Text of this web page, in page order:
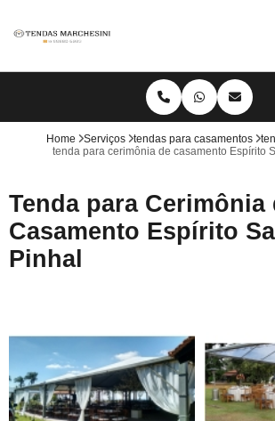
Home Serviços tendas para casamentos
tenda para cerimônia de casamento Espírito
Tenda para Cerimônia
Casamento Espírito
Pinhal